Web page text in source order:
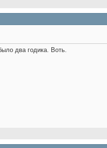
два годика. Воть.